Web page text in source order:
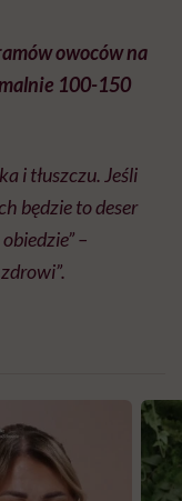
owoców na
100-150
i tłuszczu. Jeśli
będzie to deser
–